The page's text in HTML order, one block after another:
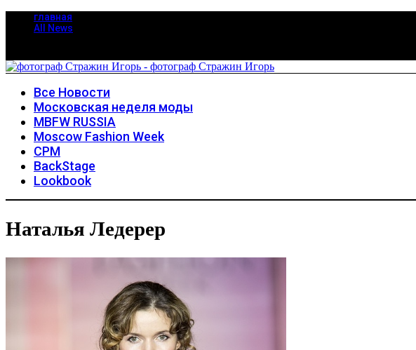
главная
All News
Все Новости
Московская неделя моды
MBFW RUSSIA
Moscow Fashion Week
CPM
BackStage
Lookbook
Наталья Ледерер